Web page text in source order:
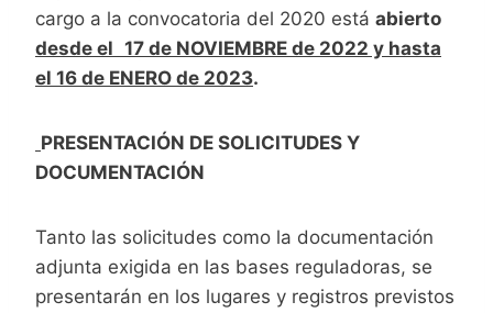
cargo a la convocatoria del 2020 está abierto
desde el 17 de NOVIEMBRE de 2022 y hasta
el 16 de ENERO de 2023.
PRESENTACIÓN DE SOLICITUDES Y
DOCUMENTACIÓN
Tanto las solicitudes como la documentación
adjunta exigida en las bases reguladoras, se
presentarán en los lugares y registros previstos